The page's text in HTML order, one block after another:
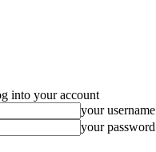
into your account
your username
your password